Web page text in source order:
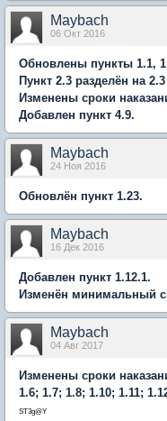
Maybach
06 Окт 2016
Обновлены пункты 1.1,
Пункт 2.3 разделён на
Изменены сроки
Добавлен пункт 4.9.
Maybach
24 Ноя 2016
Обновлён пункт 1.23.
Maybach
16 Дек 2016
Добавлен пункт 1.12.1.
Изменён минимальный
Maybach
04 Авг 2017
Изменены сроки
1.6; 1.7; 1.8; 1.10; 1.11;
ST3g@Y